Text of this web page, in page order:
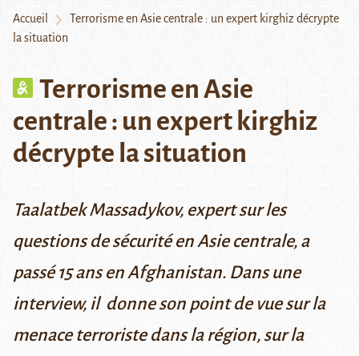
Accueil
Terrorisme en Asie centrale : un expert kirghiz décrypte
la situation
Terrorisme en Asie
centrale : un expert kirghiz
décrypte la situation
Taalatbek Massadykov, expert sur les
questions de sécurité en Asie centrale, a
passé 15 ans en Afghanistan. Dans une
interview, il donne son point de vue sur la
menace terroriste dans la région, sur la